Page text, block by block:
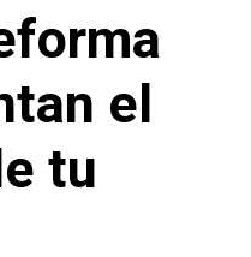
el
tu